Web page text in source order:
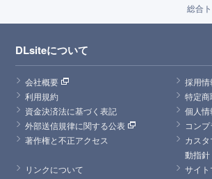
総合
DLsiteについて
会社概要
採用情
利用規約
特定
資金決済法に基づく表記
個人
外部送信規律に関する公表
コン
著作権と不正アクセス
カス
動指針
リンクについて
サイ